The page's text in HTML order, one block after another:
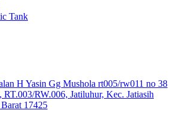
Tank
H Yasin Gg Mushola rt005/rw011 no 38
RW.006, Jatiluhur, Kec. Jatiasih
17425